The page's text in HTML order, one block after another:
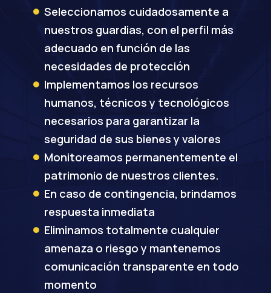

Seleccionamos cuidadosamente a
nuestros guardias, con el perfil más
adecuado en función de las
necesidades de protección

Implementamos los recursos
humanos, técnicos y tecnológicos
necesarios para garantizar la
seguridad de sus bienes y valores

Monitoreamos permanentemente el
patrimonio de nuestros clientes.

En caso de contingencia, brindamos
respuesta inmediata

Eliminamos totalmente cualquier
amenaza o riesgo y mantenemos
comunicación transparente en todo
momento